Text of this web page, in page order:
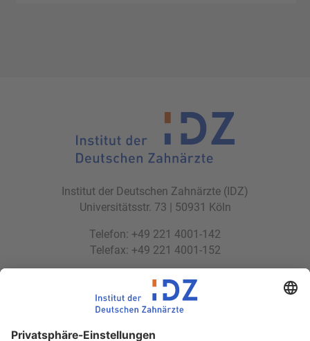
Institut der Deutschen Zahnärzte (IDZ)
Universitätsstr. 73 | 50931 Köln
Telefon: +49 221 4001-142
Telefax: +49 221 4001-152
idz(at)idz.institute
Web: www.idz.institute